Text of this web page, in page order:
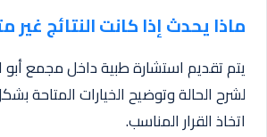
ماذا يحدث إذا كانت النتائج غير
يتم تقديم استشارة طبية داخل مجمع أبو
لشرح الحالة وتوضيح الخيارات المتاحة
اتخاذ القرار المناسب.